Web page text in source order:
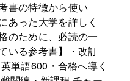
書の特徴から使い
あった大学を詳しく
のために、必読の一
いる参考書】・改訂
単語600・合格へ導く